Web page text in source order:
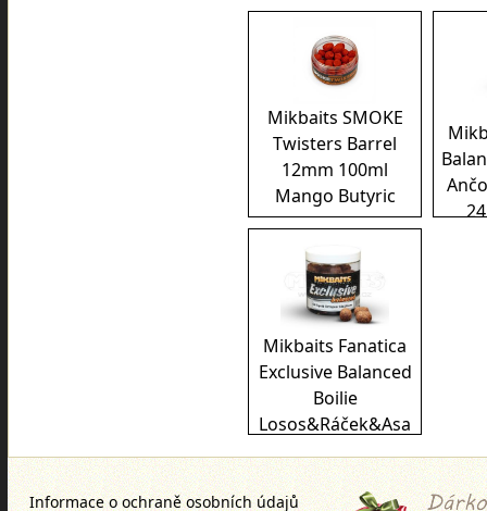
Mikbaits SMOKE
Twisters Barrel
12mm 100ml
Mango Butyric
Mikbaits Fanatica
Exclusive Balanced
Boilie
Losos&Ráček&Asa
Informace o ochraně osobních údajů